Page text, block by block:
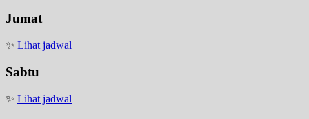
Jumat
✨ Lihat jadwal
Sabtu
✨ Lihat jadwal